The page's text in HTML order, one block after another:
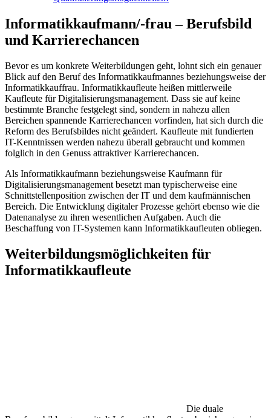
Informatikkaufmann/-frau – Berufsbild
und Karrierechancen
Bevor es um konkrete Weiterbildungen geht, lohnt sich ein genauer
Blick auf den Beruf des Informatikkaufmannes beziehungsweise der
Informatikkauffrau. Informatikkaufleute heißen mittlerweile
Kaufleute für Digitalisierungsmanagement. Dass sie auf keine
bestimmte Branche festgelegt sind, sondern in nahezu allen
Bereichen spannende Karrierechancen vorfinden, hat sich durch die
Reform des Berufsbildes nicht geändert. Kaufleute mit fundierten
IT-Kenntnissen werden nahezu überall gebraucht und kommen
folglich in den Genuss attraktiver Karrierechancen.
Als Informatikkaufmann beziehungsweise Kaufmann für
Digitalisierungsmanagement besetzt man typischerweise eine
Schnittstellenposition zwischen der IT und dem kaufmännischen
Bereich. Die Entwicklung digitaler Prozesse gehört ebenso wie die
Datenanalyse zu ihren wesentlichen Aufgaben. Auch die
Beschaffung von IT-Systemen kann Informatikkaufleuten obliegen.
Weiterbildungsmöglichkeiten für
Informatikkaufleute
Die duale